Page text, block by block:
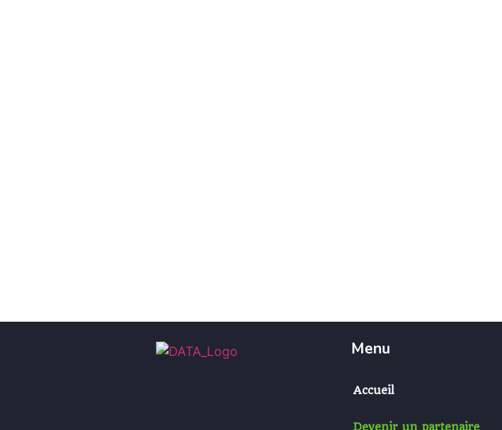
Menu
Accueil
Devenir un partenaire